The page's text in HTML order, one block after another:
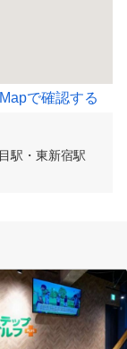
で確認する
駅・東新宿駅